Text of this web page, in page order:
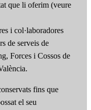
que li oferim (veure
i col·laboradores
de serveis de
Forces i Cossos de
fins que
el seu